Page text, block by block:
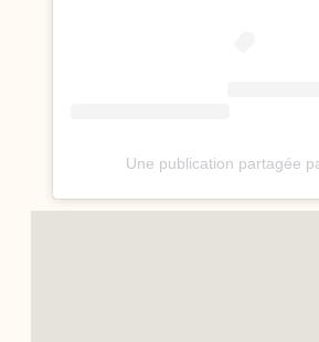
Une publication partagée